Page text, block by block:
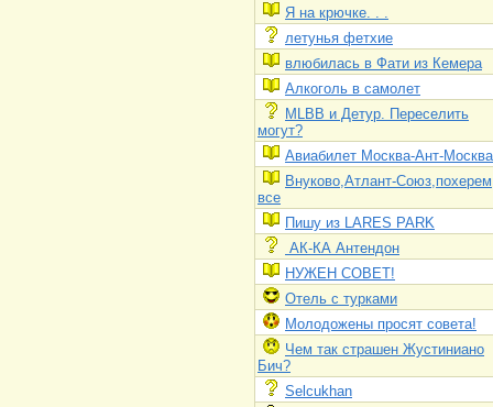
Я на крючке. . .
летунья фетхие
влюбилась в Фати из Кемера
Алкоголь в самолет
MLBB и Детур. Переселить
могут?
Авиабилет Москва-Ант-Москва
Внуково,Атлант-Союз,похерем
все
Пишу из LARES PARK
АК-КА Антендон
НУЖЕН СОВЕТ!
Отель с турками
Молодожены просят совета!
Чем так страшен Жустиниано
Бич?
Selcukhan